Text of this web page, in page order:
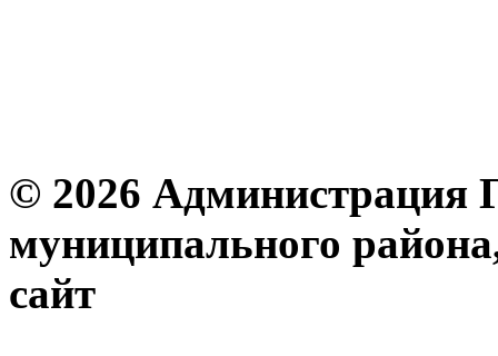
© 2026 Администрация
муниципального